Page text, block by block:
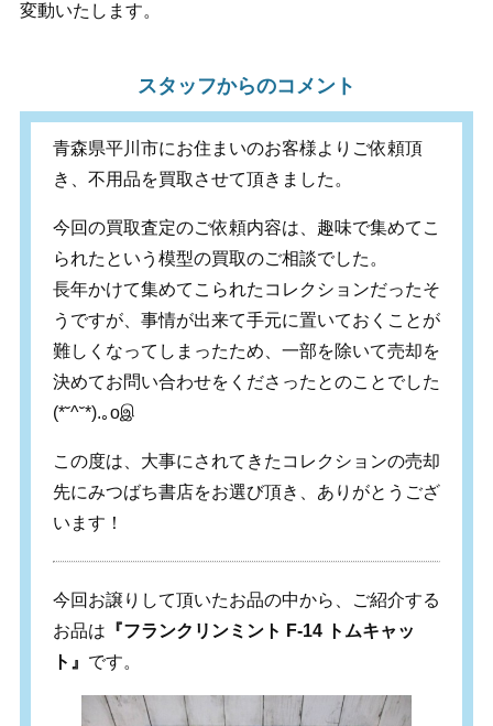
変動いたします。
スタッフからのコメント
青森県平川市にお住まいのお客様よりご依頼頂
き、不用品を買取させて頂きました。
今回の買取査定のご依頼内容は、趣味で集めてこ
られたという模型の買取のご相談でした。
長年かけて集めてこられたコレクションだったそ
うですが、事情が出来て手元に置いておくことが
難しくなってしまったため、一部を除いて売却を
決めてお問い合わせをくださったとのことでした
(*˘^˘*).｡oஇ
この度は、大事にされてきたコレクションの売却
先にみつばち書店をお選び頂き、ありがとうござ
います！
今回お譲りして頂いたお品の中から、ご紹介する
お品は 『フランクリンミント F-14 トムキャッ
ト』 です。